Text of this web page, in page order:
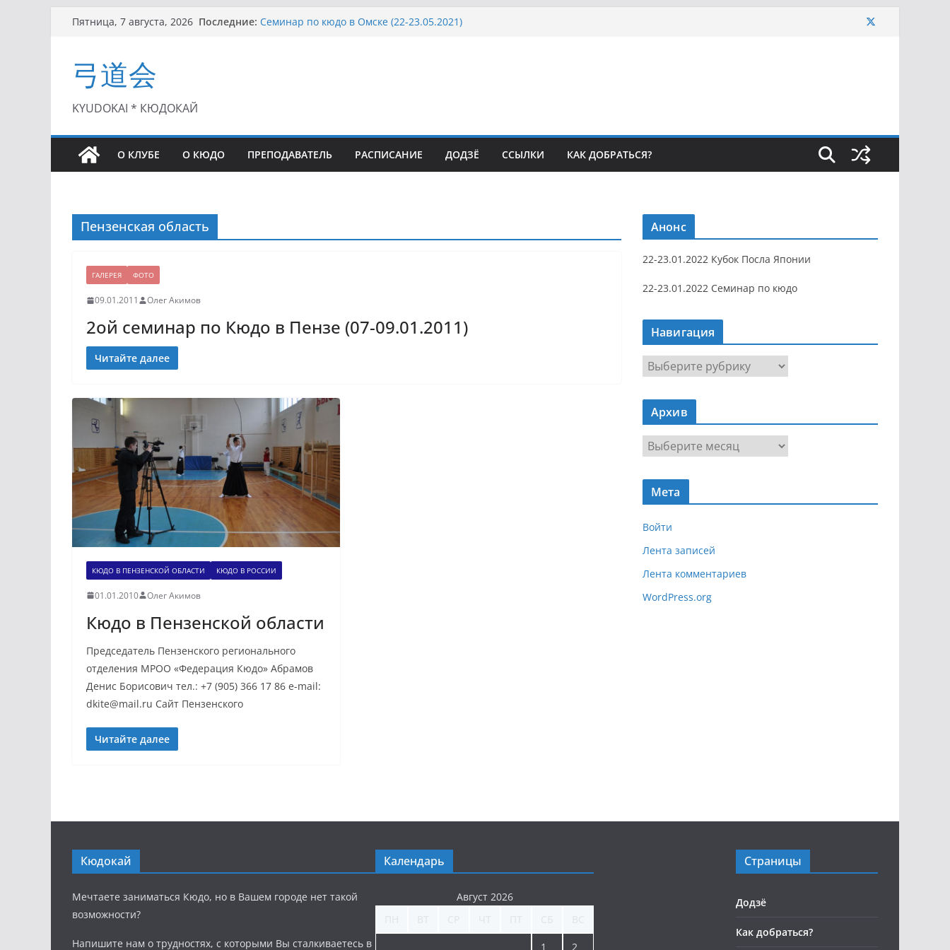
Перейти
Пятница, 7 августа, 2026 Последние: Семинар по кюдо в Омске (22-23.05.2021)
弓道会
KYUDOKAI * КЮДОКАЙ
О КЛУБЕ О КЮДО ПРЕПОДАВАТЕЛЬ РАСПИСАНИЕ ДОДЗЁ ССЫЛКИ КАК ДОБРАТЬСЯ?
Пензенская область
ГАЛЕРЕЯ ФОТО
09.01.2011 Олег Акимов
2ой семинар по Кюдо в Пензе (07-09.01.2011)
Читайте далее
КЮДО В ПЕНЗЕНСКОЙ ОБЛАСТИ КЮДО В РОССИИ
01.01.2010 Олег Акимов
Кюдо в Пензенской области
Председатель Пензенского регионального
отделения МРОО «Федерация Кюдо» Абрамов
Денис Борисович тел.: +7 (905) 366 17 86 e-mail:
dkite@mail.ru Сайт Пензенского
Читайте далее
Анонс
22-23.01.2022 Кубок Посла Японии
22-23.01.2022 Семинар по кюдо
Навигация
Н
а
в
г
я
Архив
р
х
Мета
Войти
Лента записей
Лента комментариев
WordPress.org
Кюдокай
Мечтаете заниматься Кюдо, но в Вашем городе нет такой
возможности?
Напишите нам о трудностях, с которыми Вы сталкиваетесь в
Календарь
Август 2026
1 2
Страницы
Додзё
Как добраться?